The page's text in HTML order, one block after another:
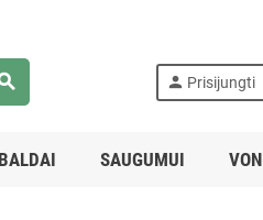
person Prisijungti
BALDAI SAUGUMUI